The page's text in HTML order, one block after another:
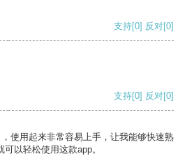
支持[0] 反对[0]
支持[0] 反对[0]
使用起来非常容易上手，让我能够快速熟
以轻松使用这款app。